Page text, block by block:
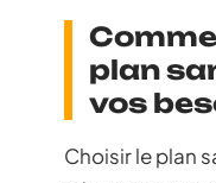
plan
vos
Choisir le plan